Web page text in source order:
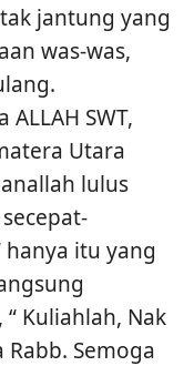
jantung yang
was-was,
SWT,
Utara
lulus
hanya itu yang
Kuliahlah, Nak
Rabb. Semoga